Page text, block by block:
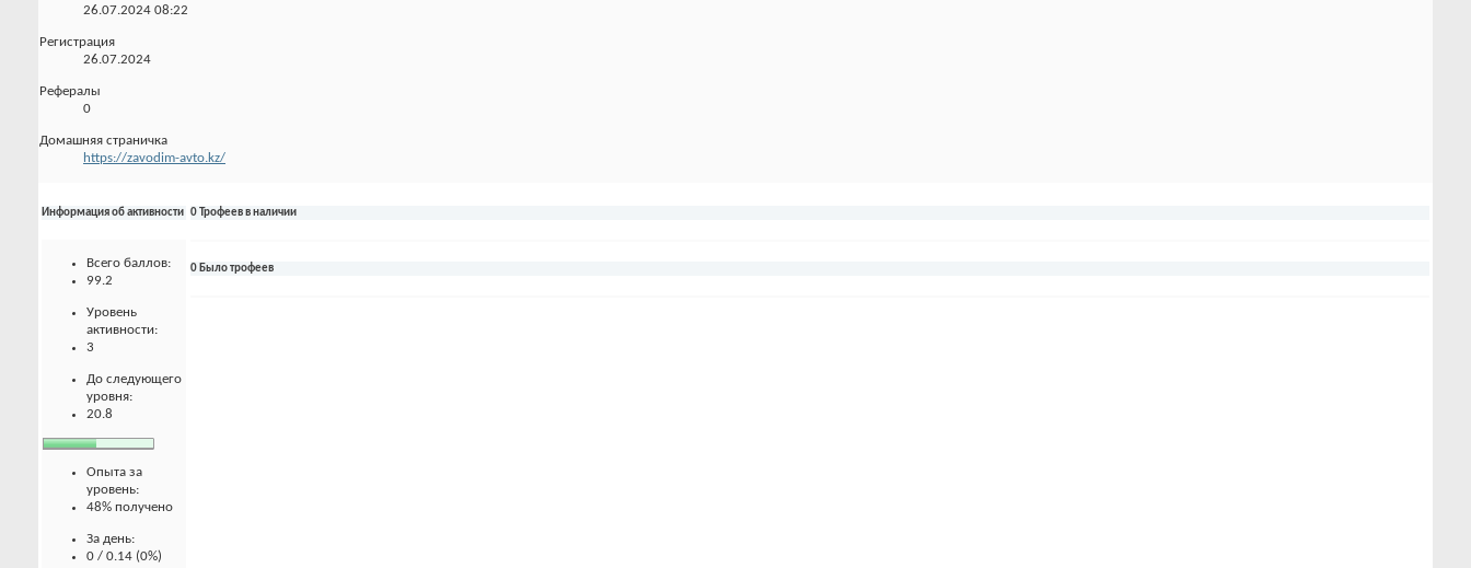
26.07.2024 08:22
Регистрация
26.07.2024
Рефералы
0
Домашняя страничка
https://zavodim-avto.kz/
Информация об активности
Всего баллов:
99.2
Уровень
активности:
3
До следующего
уровня:
20.8
Опыта за
уровень:
48% получено
За день:
0 / 0.14 (0%)
0 Трофеев в наличии
0 Было трофеев